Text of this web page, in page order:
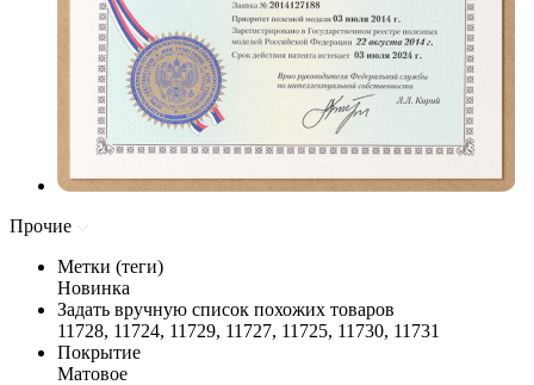
Прочие
Метки (теги)
Новинка
Задать вручную список похожих товаров
11728, 11724, 11729, 11727, 11725, 11730, 11731
Покрытие
Матовое